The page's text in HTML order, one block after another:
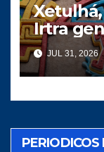
Irtra
JUL 31, 2026
PERIODICOS